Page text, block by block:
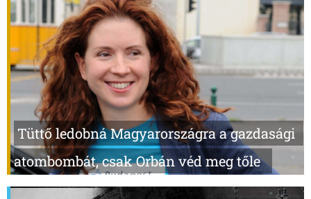
Tüttő ledobná Magyarországra a gazdasági
atombombát, csak Orbán véd meg tőle